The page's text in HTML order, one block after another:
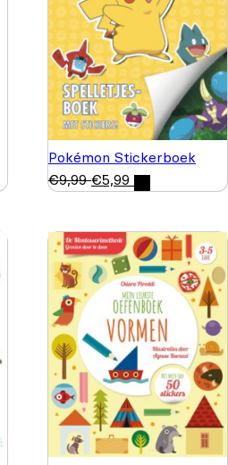
Pokémon Stickerboek
€9,99 €5,99